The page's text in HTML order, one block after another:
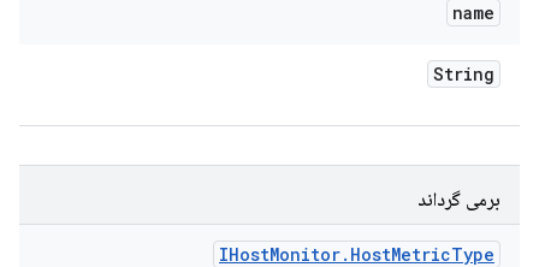
name
String
برمی گرداند
IHostMonitor. HostMetricType